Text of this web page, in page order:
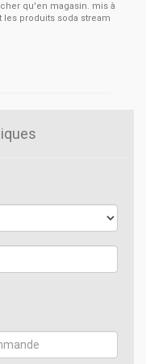
qu'en magasin. mis à
produits soda stream